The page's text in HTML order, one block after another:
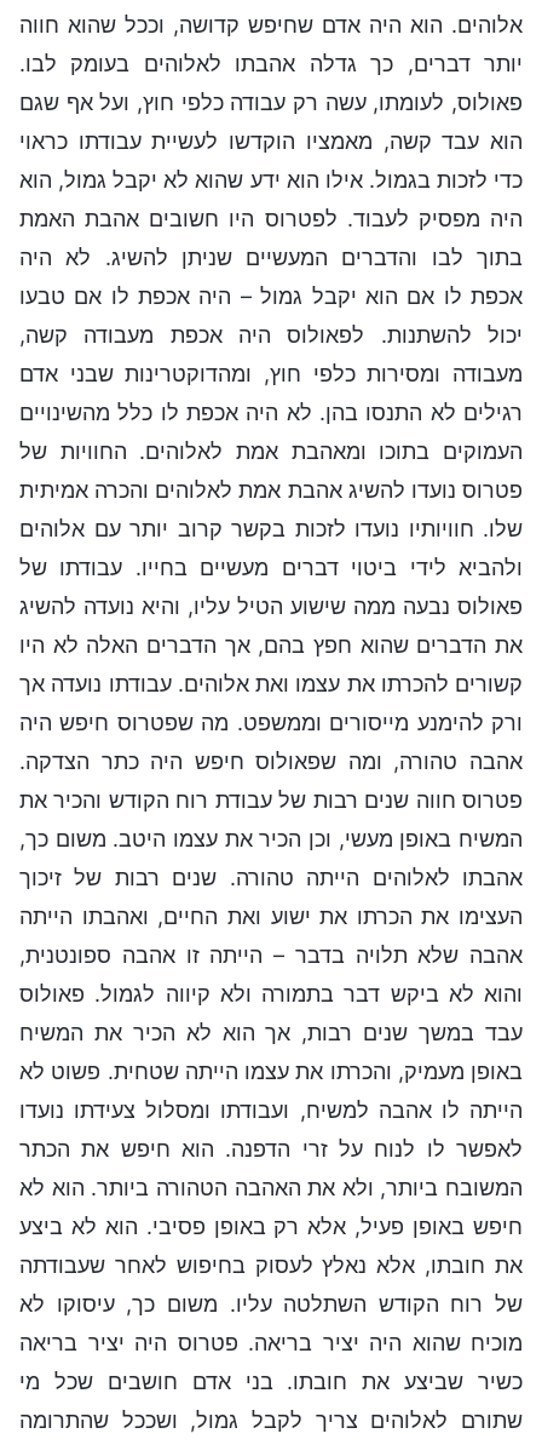
אלוהים. הוא היה אדם שחיפש קדושה, וככל שהוא חווה
יותר דברים, כך גדלה אהבתו לאלוהים בעומק לבו.
פאולוס, לעומתו, עשה רק עבודה כלפי חוץ, ועל אף שגם
הוא עבד קשה, מאמציו הוקדשו לעשיית עבודתו כראוי
כדי לזכות בגמול. אילו הוא ידע שהוא לא יקבל גמול, הוא
היה מפסיק לעבוד. לפטרוס היו חשובים אהבת האמת
בתוך לבו והדברים המעשיים שניתן להשיג. לא היה
אכפת לו אם הוא יקבל גמול – היה אכפת לו אם טבעו
יכול להשתנות. לפאולוס היה אכפת מעבודה קשה,
מעבודה ומסירות כלפי חוץ, ומהדוקטרינות שבני אדם
רגילים לא התנסו בהן. לא היה אכפת לו כלל מהשינויים
העמוקים בתוכו ומאהבת אמת לאלוהים. החוויות של
פטרוס נועדו להשיג אהבת אמת לאלוהים והכרה אמיתית
שלו. חוויותיו נועדו לזכות בקשר קרוב יותר עם אלוהים
ולהביא לידי ביטוי דברים מעשיים בחייו. עבודתו של
פאולוס נבעה ממה שישוע הטיל עליו, והיא נועדה להשיג
את הדברים שהוא חפץ בהם, אך הדברים האלה לא היו
קשורים להכרתו את עצמו ואת אלוהים. עבודתו נועדה אך
ורק להימנע מייסורים וממשפט. מה שפטרוס חיפש היה
אהבה טהורה, ומה שפאולוס חיפש היה כתר הצדקה.
פטרוס חווה שנים רבות של עבודת רוח הקודש והכיר את
המשיח באופן מעשי, וכן הכיר את עצמו היטב. משום כך,
אהבתו לאלוהים הייתה טהורה. שנים רבות של זיכוך
העצימו את הכרתו את ישוע ואת החיים, ואהבתו הייתה
אהבה שלא תלויה בדבר – הייתה זו אהבה ספונטנית,
והוא לא ביקש דבר בתמורה ולא קיווה לגמול. פאולוס
עבד במשך שנים רבות, אך הוא לא הכיר את המשיח
באופן מעמיק, והכרתו את עצמו הייתה שטחית. פשוט לא
הייתה לו אהבה למשיח, ועבודתו ומסלול צעידתו נועדו
לאפשר לו לנוח על זרי הדפנה. הוא חיפש את הכתר
המשובח ביותר, ולא את האהבה הטהורה ביותר. הוא לא
חיפש באופן פעיל, אלא רק באופן פסיבי. הוא לא ביצע
את חובתו, אלא נאלץ לעסוק בחיפוש לאחר שעבודתה
של רוח הקודש השתלטה עליו. משום כך, עיסוקו לא
מוכיח שהוא היה יציר בריאה. פטרוס היה יציר בריאה
כשיר שביצע את חובתו. בני אדם חושבים שכל מי
שתורם לאלוהים צריך לקבל גמול, ושככל שהתרומה